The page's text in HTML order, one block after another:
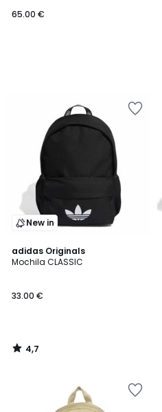
65.00 €
New in
adidas Originals
Mochila CLASSIC
33.00 €
4,7
/ 5
4,7
/